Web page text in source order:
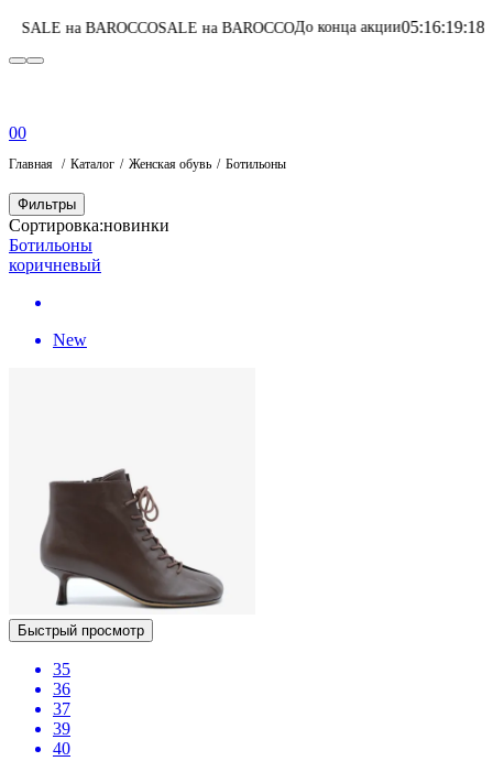
SALE на BAROCCOДо конца акции05:16:19:18 Перейти в
00
Главная Каталог Женская обувь Ботильоны
Фильтры
Сортировка:новинки
Ботильоны
коричневый
New
Быстрый просмотр
35
36
37
39
40